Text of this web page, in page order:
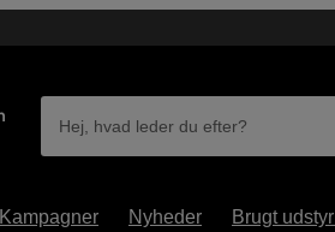
Hej, hvad leder du efter?
Kampagner Nyheder Brugt